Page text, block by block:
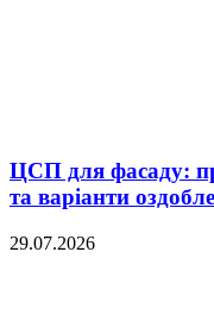
ЦСП для фасаду:
та варіанти
29.07.2026